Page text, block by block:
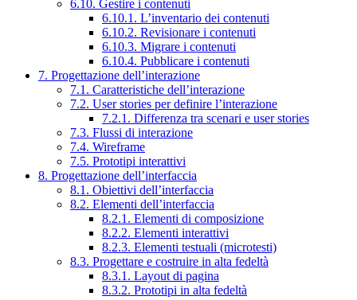
6.10. Gestire i contenuti
6.10.1. L’inventario dei contenuti
6.10.2. Revisionare i contenuti
6.10.3. Migrare i contenuti
6.10.4. Pubblicare i contenuti
7. Progettazione dell’interazione
7.1. Caratteristiche dell’interazione
7.2. User stories per definire l’interazione
7.2.1. Differenza tra scenari e user stories
7.3. Flussi di interazione
7.4. Wireframe
7.5. Prototipi interattivi
8. Progettazione dell’interfaccia
8.1. Obiettivi dell’interfaccia
8.2. Elementi dell’interfaccia
8.2.1. Elementi di composizione
8.2.2. Elementi interattivi
8.2.3. Elementi testuali (microtesti)
8.3. Progettare e costruire in alta fedeltà
8.3.1. Layout di pagina
8.3.2. Prototipi in alta fedeltà